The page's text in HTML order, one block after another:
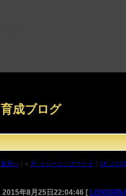
育成ブログ
最新へ ｜« JY トレーニングマッチ SF U-12/
2015年8月25日22:04:46 [